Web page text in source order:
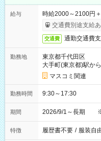
給与
時給2000～2100円
交通費別途支給あ
交通費 通勤交通費
勤務地
東京都千代田区
大手町(東京都)駅か
マスコミ関連
勤務時間 9:30～17:30
期間 2026/9/1～長期
特徴 履歴書不要 / 服装自